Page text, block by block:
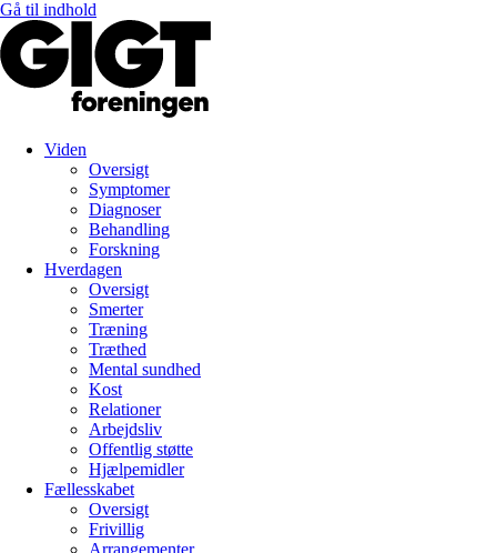
Gå til indhold
Viden
Oversigt
Symptomer
Diagnoser
Behandling
Forskning
Hverdagen
Oversigt
Smerter
Træning
Træthed
Mental sundhed
Kost
Relationer
Arbejdsliv
Offentlig støtte
Hjælpemidler
Fællesskabet
Oversigt
Frivillig
Arrangementer